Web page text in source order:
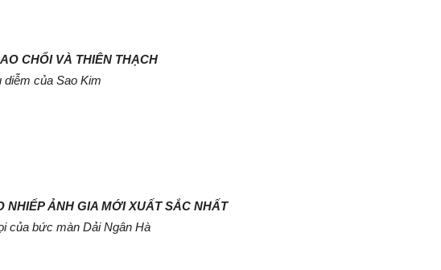
CHỔI VÀ THIÊN THẠCH
diễm của Sao Kim
NHIẾP ẢNH GIA MỚI XUẤT SẮC NHẤT
của bức màn Dải Ngân Hà